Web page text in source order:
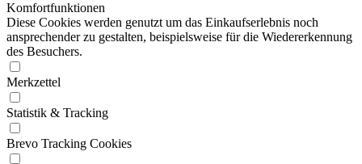
Komfortfunktionen
Diese Cookies werden genutzt um das Einkaufserlebnis noch
ansprechender zu gestalten, beispielsweise für die Wiedererkennung
des Besuchers.
Merkzettel
Statistik & Tracking
Brevo Tracking Cookies